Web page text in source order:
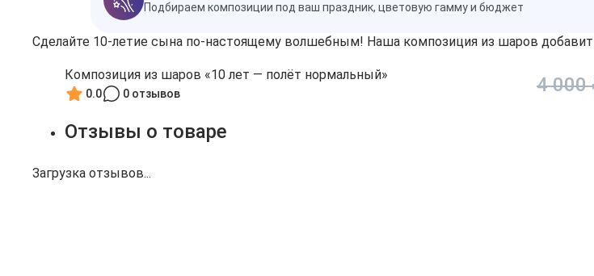
Подбираем композиции под ваш праздник, цветовую гамму и бюджет
Сделайте 10‑летие сына по‑настоящему волшебным! Наша композиция из шаров
Композиция из шаров «10 лет — полёт нормальный»
0.0 0 отзывов 4 000
Отзывы о товаре
Загрузка отзывов...